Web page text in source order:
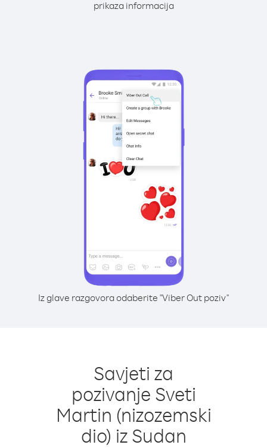
prikaza informacija
Iz glave razgovora odaberite "Viber Out poziv"
Savjeti za
pozivanje Sveti
Martin (nizozemski
dio) iz Sudan